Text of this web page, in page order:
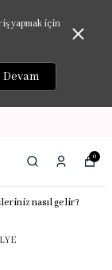
yapmak için
Devam
0
nasıl gelir?